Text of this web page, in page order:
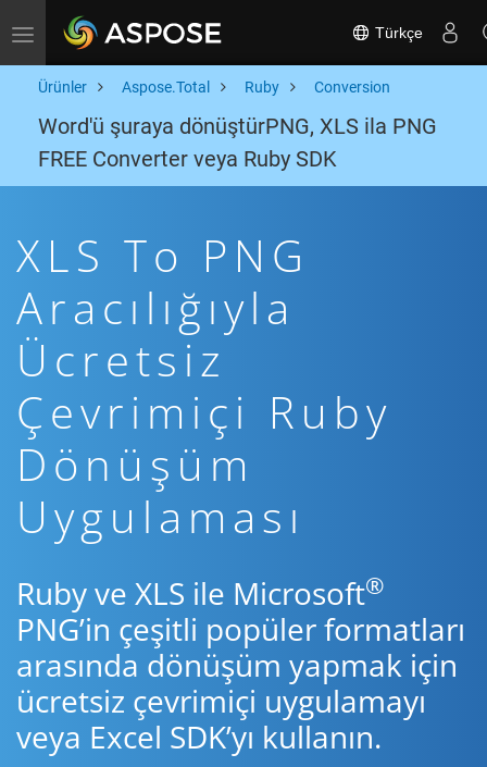
Toggle navigation Türkçe
Ürünler Aspose.Total Ruby Conversion
Word'ü şuraya dönüştürPNG, XLS ila PNG
FREE Converter veya Ruby SDK
XLS To PNG
Aracılığıyla
Ücretsiz
Çevrimiçi Ruby
Dönüşüm
Uygulaması
Ruby ve XLS ile Microsoft®
PNG’in çeşitli popüler formatları
arasında dönüşüm yapmak için
ücretsiz çevrimiçi uygulamayı
veya Excel SDK’yı kullanın.